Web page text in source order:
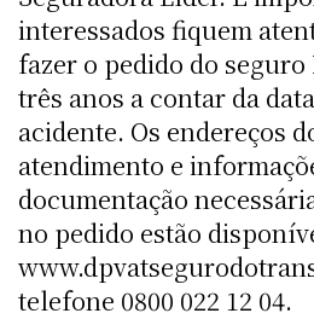
interessados fiquem
fazer o pedido do seguro
três anos a contar da
acidente. Os endereços
atendimento e
documentação
no pedido estão
telefone 0800 022 12 04.